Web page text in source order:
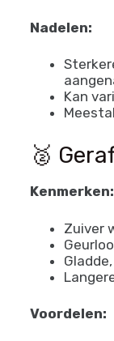
Nadelen:
Kan
🥈
Kenmerken:
Zuiver
Voordelen: